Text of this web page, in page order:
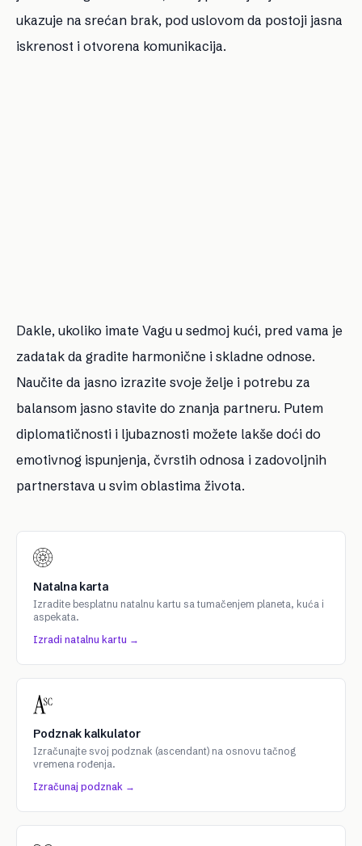
ukazuje na srećan brak, pod uslovom da postoji jasna
iskrenost i otvorena komunikacija.
Dakle, ukoliko imate Vagu u sedmoj kući, pred vama je
zadatak da gradite harmonične i skladne odnose.
Naučite da jasno izrazite svoje želje i potrebu za
balansom jasno stavite do znanja partneru. Putem
diplomatičnosti i ljubaznosti možete lakše doći do
emotivnog ispunjenja, čvrstih odnosa i zadovoljnih
partnerstava u svim oblastima života.
Natalna karta
Izradite besplatnu natalnu kartu sa tumačenjem planeta, kuća i
aspekata.
Izradi natalnu kartu →
Podznak kalkulator
Izračunajte svoj podznak (ascendant) na osnovu tačnog
vremena rođenja.
Izračunaj podznak →